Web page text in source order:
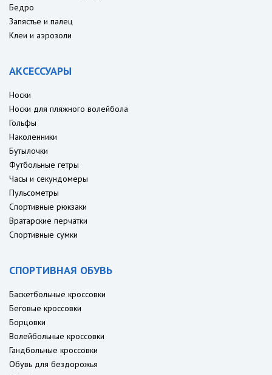
Бедро
Запястье и палец
Клеи и аэрозоли
АКСЕССУАРЫ
Носки
Носки для пляжного волейбола
Гольфы
Наколенники
Бутылочки
Футбольные гетры
Часы и секундомеры
Пульсометры
Спортивные рюкзаки
Вратарские перчатки
Спортивные сумки
СПОРТИВНАЯ ОБУВЬ
Баскетбольные кроссовки
Беговые кроссовки
Борцовки
Волейбольные кроссовки
Гандбольные кроссовки
Обувь для бездорожья